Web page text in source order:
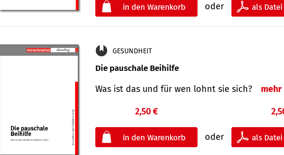
oder
GESUNDHEIT
Die pauschale Beihilfe
Was ist das und für wen lohnt sie sich? mehr
2,50 €
oder